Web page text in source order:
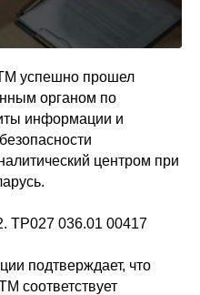
успешно прошел
органом по
информации и
центром при
TP027 036.01 00417
подтверждает, что
соответствует